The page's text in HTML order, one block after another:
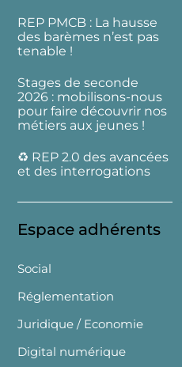
REP PMCB : La hausse
des barèmes n’est pas
tenable !
Stages de seconde
2026 : mobilisons-nous
pour faire découvrir nos
métiers aux jeunes !
♻️ REP 2.0 des avancées
et des interrogations
Espace adhérents
Social
Réglementation
Juridique / Economie
Digital numérique